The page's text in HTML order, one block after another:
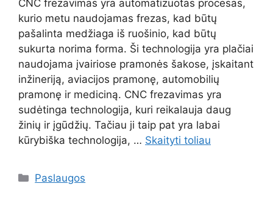
CNC frezavimas yra automatizuotas procesas,
kurio metu naudojamas frezas, kad būtų
pašalinta medžiaga iš ruošinio, kad būtų
sukurta norima forma. Ši technologija yra plačiai
naudojama įvairiose pramonės šakose, įskaitant
inžineriją, aviacijos pramonę, automobilių
pramonę ir mediciną. CNC frezavimas yra
sudėtinga technologija, kuri reikalauja daug
žinių ir įgūdžių. Tačiau ji taip pat yra labai
kūrybiška technologija, … Skaityti toliau
Kategorijos
Paslaugos